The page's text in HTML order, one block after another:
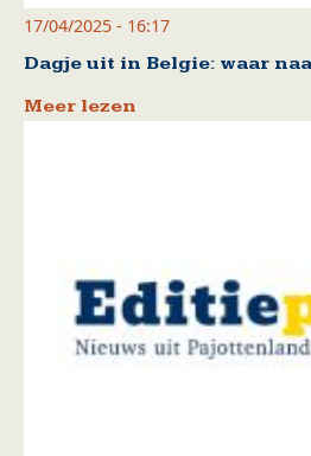
17/04/2025 - 16:17
Dagje uit in Belgie: waar
Meer lezen